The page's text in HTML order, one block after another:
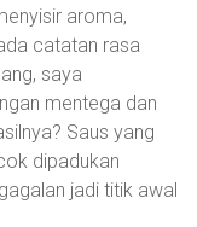
aroma,
catatan rasa
saya
mentega dan
Saus yang
dipadukan
jadi titik awal